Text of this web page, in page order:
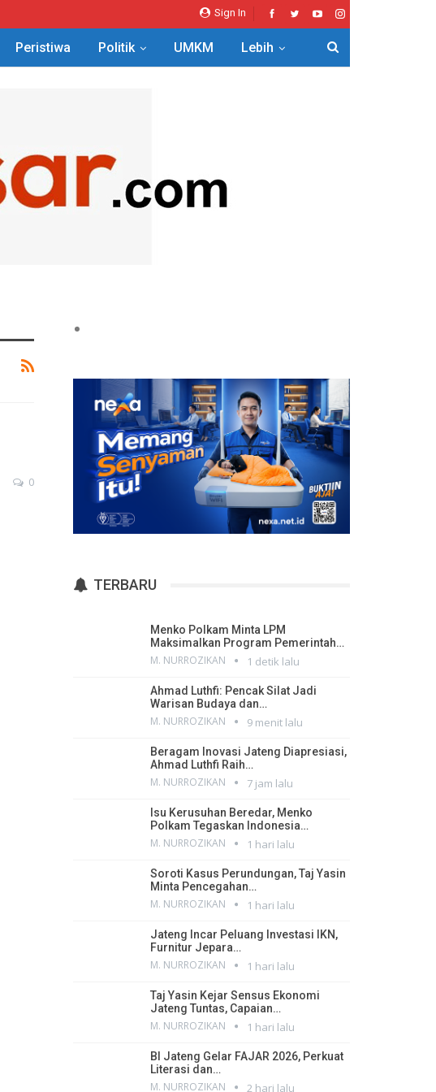
Sign In
Peristiwa Politik UMKM Lebih
0
TERBARU
Menko Polkam Minta LPM
Maksimalkan Program Pemerintah…
M. NURROZIKAN 1 detik lalu
Ahmad Luthfi: Pencak Silat Jadi
Warisan Budaya dan…
M. NURROZIKAN 9 menit lalu
Beragam Inovasi Jateng Diapresiasi,
Ahmad Luthfi Raih…
M. NURROZIKAN 7 jam lalu
Isu Kerusuhan Beredar, Menko
Polkam Tegaskan Indonesia…
M. NURROZIKAN 1 hari lalu
Soroti Kasus Perundungan, Taj Yasin
Minta Pencegahan…
M. NURROZIKAN 1 hari lalu
Jateng Incar Peluang Investasi IKN,
Furnitur Jepara…
M. NURROZIKAN 1 hari lalu
Taj Yasin Kejar Sensus Ekonomi
Jateng Tuntas, Capaian…
M. NURROZIKAN 1 hari lalu
BI Jateng Gelar FAJAR 2026, Perkuat
Literasi dan…
M. NURROZIKAN 2 hari lalu